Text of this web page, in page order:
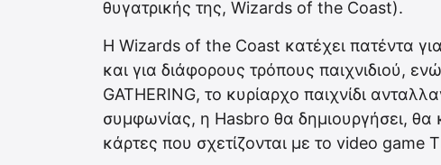
θυγατρικής της, Wizards of the Coast).
Η Wizards of the Coast κατέχει πατέντα
και για διάφορους τρόπους παιχνιδιού,
GATHERING, το κυρίαρχο παιχνίδι
συμφωνίας, η Hasbro θα δημιουργήσει, θα
κάρτες που σχετίζονται με το video game